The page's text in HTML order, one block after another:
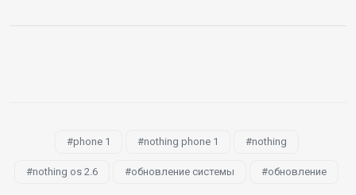
phone 1 nothing phone 1 nothing
nothing os 2.6 обновление системы обновление